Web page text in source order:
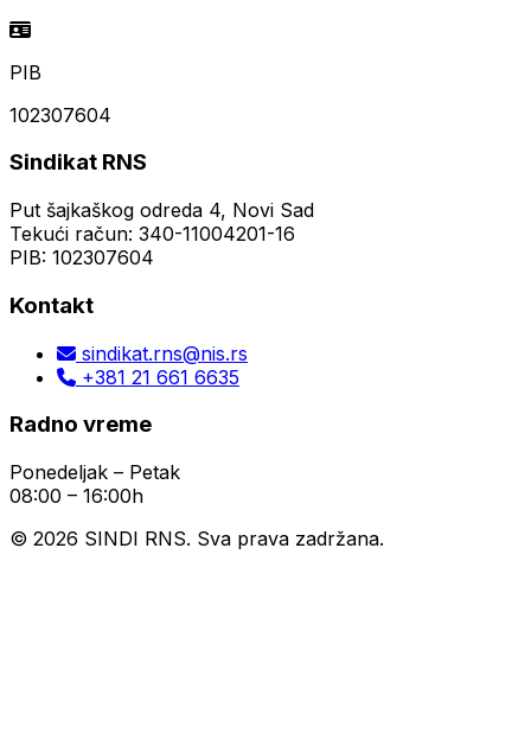
PIB
102307604
Sindikat RNS
Put šajkaškog odreda 4, Novi Sad
Tekući račun: 340-11004201-16
PIB: 102307604
Kontakt
sindikat.rns@nis.rs
+381 21 661 6635
Radno vreme
Ponedeljak – Petak
08:00 – 16:00h
© 2026 SINDI RNS. Sva prava zadržana.